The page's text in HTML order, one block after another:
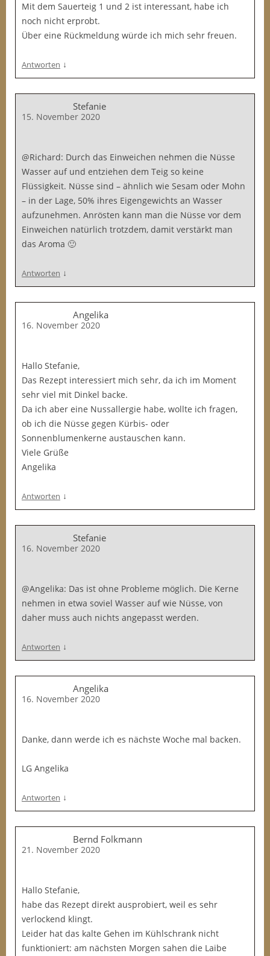
Mit dem Sauerteig 1 und 2 ist interessant, habe ich
noch nicht erprobt.
Über eine Rückmeldung würde ich mich sehr freuen.
Antworten ↓
Stefanie
15. November 2020
@Richard: Durch das Einweichen nehmen die Nüsse
Wasser auf und entziehen dem Teig so keine
Flüssigkeit. Nüsse sind – ähnlich wie Sesam oder Mohn
– in der Lage, 50% ihres Eigengewichts an Wasser
aufzunehmen. Anrösten kann man die Nüsse vor dem
Einweichen natürlich trotzdem, damit verstärkt man
das Aroma 🙂
Antworten ↓
Angelika
16. November 2020
Hallo Stefanie,
Das Rezept interessiert mich sehr, da ich im Moment
sehr viel mit Dinkel backe.
Da ich aber eine Nussallergie habe, wollte ich fragen,
ob ich die Nüsse gegen Kürbis- oder
Sonnenblumenkerne austauschen kann.
Viele Grüße
Angelika
Antworten ↓
Stefanie
16. November 2020
@Angelika: Das ist ohne Probleme möglich. Die Kerne
nehmen in etwa soviel Wasser auf wie Nüsse, von
daher muss auch nichts angepasst werden.
Antworten ↓
Angelika
16. November 2020
Danke, dann werde ich es nächste Woche mal backen.
LG Angelika
Antworten ↓
Bernd Folkmann
21. November 2020
Hallo Stefanie,
habe das Rezept direkt ausprobiert, weil es sehr
verlockend klingt.
Leider hat das kalte Gehen im Kühlschrank nicht
funktioniert: am nächsten Morgen sahen die Laibe